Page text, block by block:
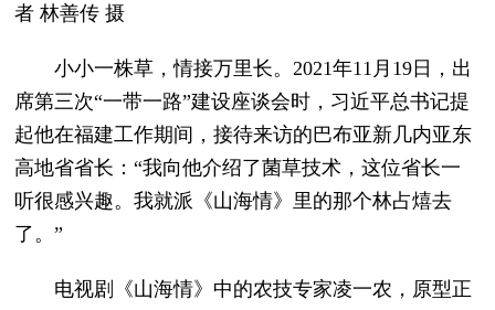
者 林善传 摄
小小一株草，情接万里长。2021年11月19日，出
席第三次“一带一路”建设座谈会时，习近平总书记提
起他在福建工作期间，接待来访的巴布亚新几内亚东
高地省省长：“我向他介绍了菌草技术，这位省长一
听很感兴趣。我就派《山海情》里的那个林占熺去
了。”
电视剧《山海情》中的农技专家凌一农，原型正